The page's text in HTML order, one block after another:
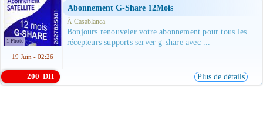
1 Photo
19 Juin - 02:26
Abonnement G-Share 12Mois
À Casablanca
Bonjours renouveler votre abonnement pour tous les
récepteurs supports server g-share avec ...
200 DH Plus de détails